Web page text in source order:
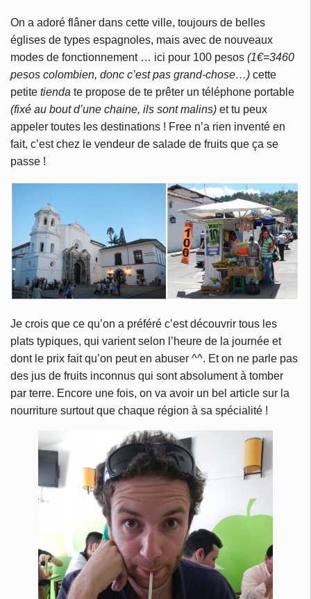
On a adoré flâner dans cette ville, toujours de belles
églises de types espagnoles, mais avec de nouveaux
modes de fonctionnement … ici pour 100 pesos (1€=3460
pesos colombien, donc c’est pas grand-chose…) cette
petite tienda te propose de te prêter un téléphone portable
(fixé au bout d’une chaine, ils sont malins) et tu peux
appeler toutes les destinations ! Free n’a rien inventé en
fait, c’est chez le vendeur de salade de fruits que ça se
passe !
Je crois que ce qu’on a préféré c’est découvrir tous les
plats typiques, qui varient selon l’heure de la journée et
dont le prix fait qu’on peut en abuser ^^. Et on ne parle pas
des jus de fruits inconnus qui sont absolument à tomber
par terre. Encore une fois, on va avoir un bel article sur la
nourriture surtout que chaque région à sa spécialité !